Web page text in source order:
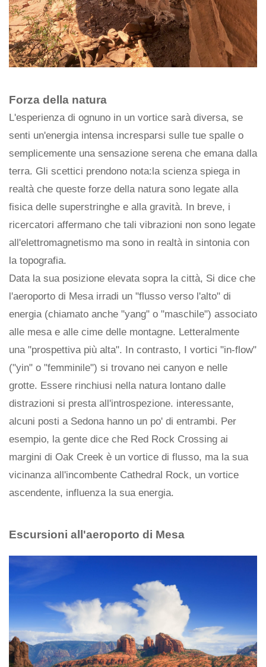
Forza della natura
L'esperienza di ognuno in un vortice sarà diversa, se
senti un'energia intensa incresparsi sulle tue spalle o
semplicemente una sensazione serena che emana dalla
terra. Gli scettici prendono nota:la scienza spiega in
realtà che queste forze della natura sono legate alla
fisica delle superstringhe e alla gravità. In breve, i
ricercatori affermano che tali vibrazioni non sono legate
all'elettromagnetismo ma sono in realtà in sintonia con
la topografia.
Data la sua posizione elevata sopra la città, Si dice che
l'aeroporto di Mesa irradi un "flusso verso l'alto" di
energia (chiamato anche "yang" o "maschile") associato
alle mesa e alle cime delle montagne. Letteralmente
una "prospettiva più alta". In contrasto, I vortici "in-flow"
("yin" o "femminile") si trovano nei canyon e nelle
grotte. Essere rinchiusi nella natura lontano dalle
distrazioni si presta all'introspezione. interessante,
alcuni posti a Sedona hanno un po' di entrambi. Per
esempio, la gente dice che Red Rock Crossing ai
margini di Oak Creek è un vortice di flusso, ma la sua
vicinanza all'incombente Cathedral Rock, un vortice
ascendente, influenza la sua energia.
Escursioni all'aeroporto di Mesa